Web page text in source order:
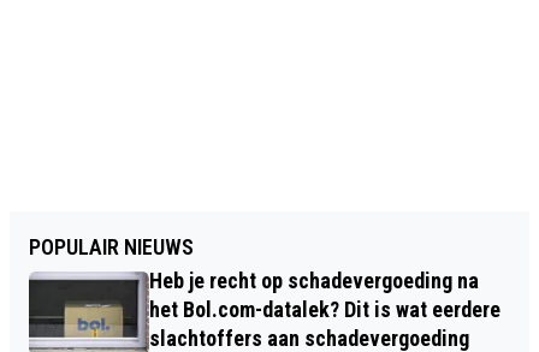
POPULAIR NIEUWS
Heb je recht op schadevergoeding na
het Bol.com-datalek? Dit is wat eerdere
slachtoffers aan schadevergoeding